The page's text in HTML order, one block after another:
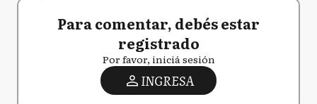
Para comentar, debés estar
registrado
Por favor, iniciá sesión
INGRESA